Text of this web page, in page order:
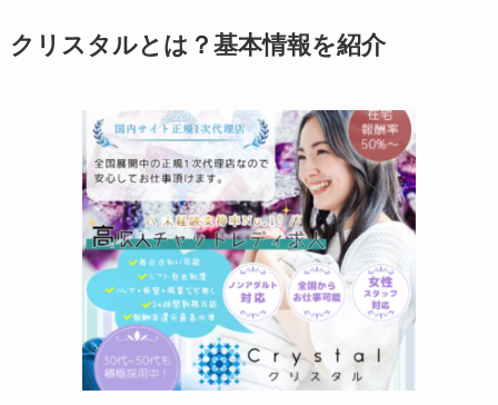
クリスタルとは？基本情報を紹介